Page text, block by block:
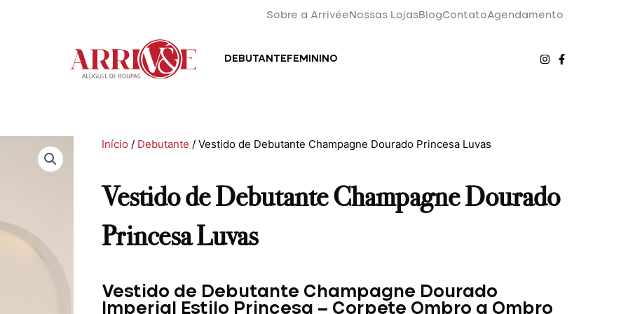
Sobre a Arrivée Nossas LojasBlogContatoAgendamento
DEBUTANTE FEMININO
Início / Debutante / Vestido de Debutante Champagne Dourado Princesa Luvas
Vestido de Debutante Champagne Dourado
Princesa Luvas
Vestido de Debutante Champagne Dourado
Imperial Estilo Princesa – Corpete Ombro a Ombro